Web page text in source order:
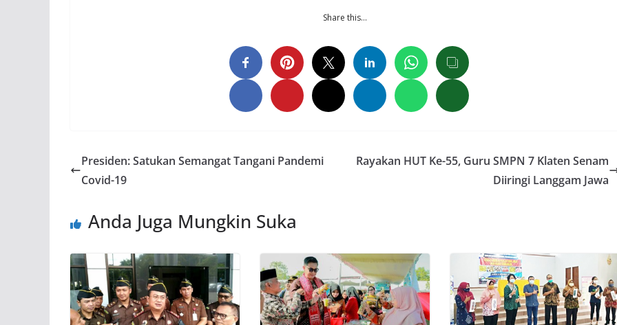
Share this…
Presiden: Satukan Semangat Tangani Pandemi
Covid-19
Rayakan HUT Ke-55, Guru SMPN 7 Klaten Senam
Diiringi Langgam Jawa
Anda Juga Mungkin Suka